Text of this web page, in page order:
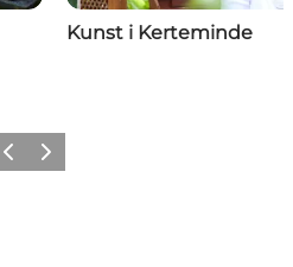
Kunst i Kerteminde
ForrigeNæste